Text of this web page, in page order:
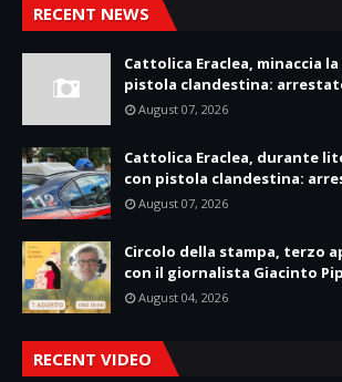
RECENT NEWS
Cattolica Eraclea, minaccia
pistola clandestina:
August 07, 2026
Cattolica Eraclea, durante
con pistola clandestina:
August 07, 2026
Circolo della stampa, terzo
con il giornalista Giacinto
August 04, 2026
RECENT VIDEO